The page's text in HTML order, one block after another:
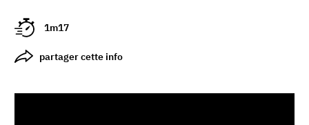
1m17
partager cette info